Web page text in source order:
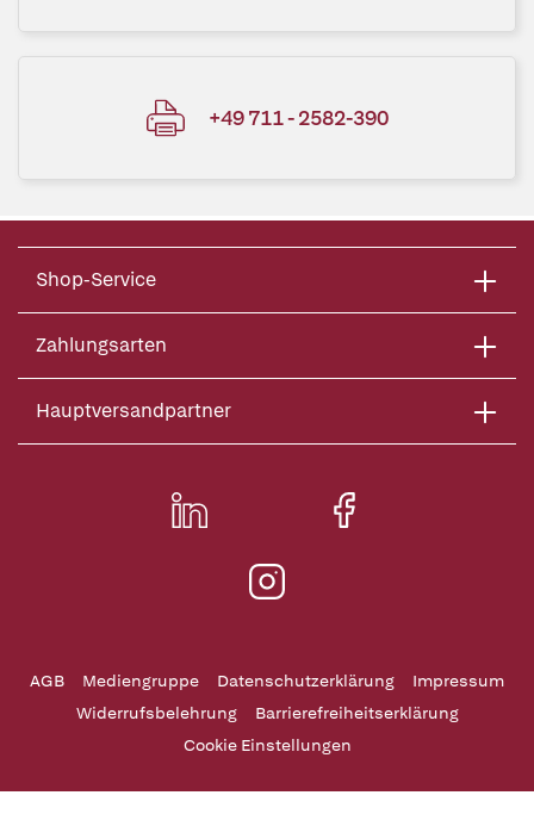
+49 711 - 2582-390
Shop-Service
Zahlungsarten
Hauptversandpartner
AGB Mediengruppe Datenschutzerklärung
Impressum
Widerrufsbelehrung
Barrierefreiheitserklärung
Cookie Einstellungen